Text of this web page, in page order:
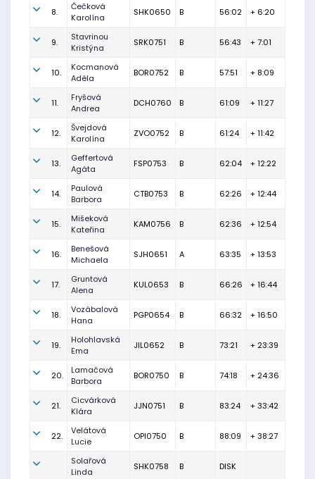
8.
Čečková
Karolína
SHK0650 B 56:02 + 6:20
9.
Stavrinou
Kristýna
SRK0751 B 56:43 + 7:01
10.
Kocmanová
Adéla
BOR0752 B 57:51 + 8:09
11.
Fryšová
Andrea
DCH0760 B 61:09 + 11:27
12.
Švejdová
Karolína
ZVO0752 B 61:24 + 11:42
13.
Geffertová
Agáta
FSP0753 B 62:04 + 12:22
14.
Paulová
Barbora
CTB0753 B 62:26 + 12:44
15.
Mišeková
Kateřina
KAM0756 B 62:36 + 12:54
16.
Benešová
Michaela
SJH0651 A 63:35 + 13:53
17.
Gruntová
Alena
KUL0653 B 66:26 + 16:44
18.
Vozábalová
Hana
PGP0654 B 66:32 + 16:50
19.
Holohlavská
Ema
JIL0652 B 73:21 + 23:39
20.
Lamačová
Barbora
BOR0750 B 74:18 + 24:36
21.
Cicvárková
Klára
JJN0751 B 83:24 + 33:42
22.
Velátová
Lucie
OPI0750 B 88:09 + 38:27
Solařová
Linda
SHK0758 B DISK